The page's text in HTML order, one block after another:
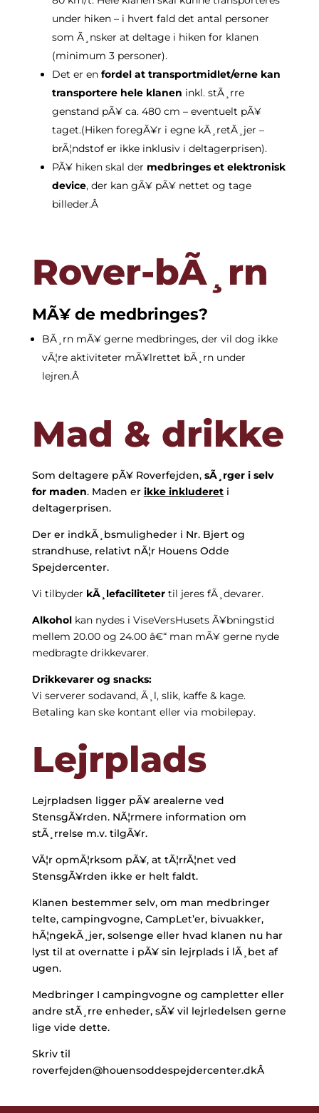
VIGTIG
INFORMATION
under hiken – i hvert fald det antal personer
som Ã¸nsker at deltage i hiken for klanen
(minimum 3 personer).
Det er en fordel at transportmidlet/erne kan
transportere hele klanen inkl. stÃ¸rre
genstand pÃ¥ ca. 480 cm – eventuelt pÃ¥
taget.(Hiken foregÃ¥r i egne kÃ¸retÃ¸jer –
brÃ¦ndstof er ikke inklusiv i deltagerprisen).
PÃ¥ hiken skal der medbringes et elektronisk
device, der kan gÃ¥ pÃ¥ nettet og tage
billeder.Â
Rover-bÃ¸rn
MÃ¥ de medbringes?
BÃ¸rn mÃ¥ gerne medbringes, der vil dog ikke
vÃ¦re aktiviteter mÃ¥lrettet bÃ¸rn under
lejren.Â
Mad & drikke
Som deltagere pÃ¥ Roverfejden, sÃ¸rger i selv
for maden. Maden er ikke inkludereti
deltagerprisen.
Der er indkÃ¸bsmuligheder i Nr. Bjert og
strandhuse, relativt nÃ¦r Houens Odde
Spejdercenter.
Vi tilbyder kÃ¸lefacilitetertil jeres fÃ¸devarer.
Alkoholkan nydes i ViseVersHusets Ã¥bningstid
mellem 20.00 og 24.00 â€“ man mÃ¥ gerne nyde
medbragte drikkevarer.
Drikkevarer og snacks:
Vi serverer sodavand, Ã¸l, slik, kaffe & kage.
Betaling kan ske kontant eller via mobilepay.
Lejrplads
Lejrpladsen ligger pÃ¥ arealerne ved
StensgÃ¥rden. NÃ¦rmere information om
stÃ¸rrelse m.v. tilgÃ¥r.
VÃ¦r opmÃ¦rksom pÃ¥, at tÃ¦rrÃ¦net ved
StensgÃ¥rden ikke er helt faldt.
Klanen bestemmer selv, om man medbringer
telte, campingvogne, CampLet’er, bivuakker,
hÃ¦ngekÃ¸jer, solsenge eller hvad klanen nu har
lyst til at overnatte i pÃ¥ sin lejrplads i lÃ¸bet af
ugen.
Medbringer I campingvogne og campletter eller
andre stÃ¸rre enheder, sÃ¥ vil lejrledelsen gerne
lige vide dette.
Skriv til
roverfejden@houensoddespejdercenter.dkÂ